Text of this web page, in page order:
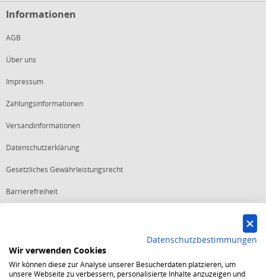
Informationen
AGB
Über uns
Impressum
Zahlungsinformationen
Versandinformationen
Datenschutzerklärung
Gesetzliches Gewährleistungsrecht
Barrierefreiheit
Starker Service
Shops mit dem Excellent Shop Award stehen seit mehr als 5,
10, 15 oder 20 Jahren für ein sicheres und angenehmes
Datenschutzbestimmungen
Wir verwenden Cookies
Wir können diese zur Analyse unserer Besucherdaten platzieren, um
unsere Webseite zu verbessern, personalisierte Inhalte anzuzeigen und